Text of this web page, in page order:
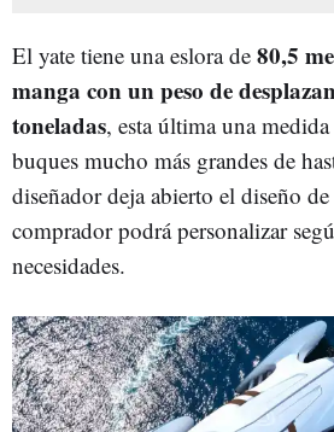
El yate tiene una eslora de 80,5
manga con un peso de
toneladas, esta última una
buques mucho más grandes de
diseñador deja abierto el diseño
comprador podrá personalizar
necesidades.